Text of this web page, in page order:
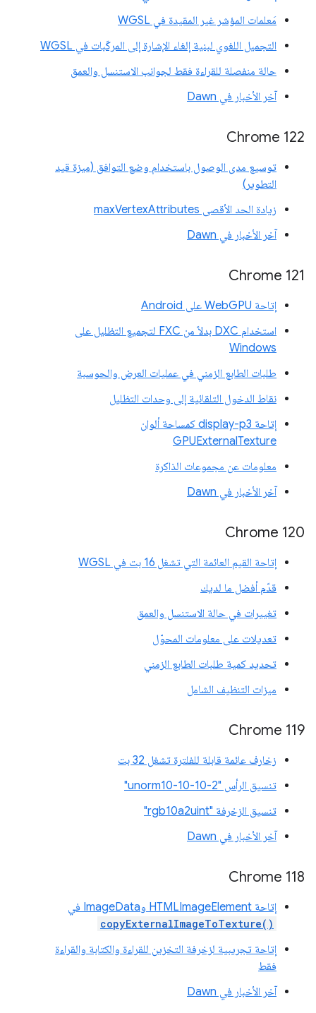
مَعلمات المؤشر غير المقيدة في WGSL
التجميل اللغوي لبنية إلغاء الإشارة إلى المركّبات في WGSL
حالة منفصلة للقراءة فقط لجوانب الاستنسل والعمق
آخر الأخبار في Dawn
Chrome 122
توسيع مدى الوصول باستخدام وضع التوافق (ميزة قيد
التطوير)
زيادة الحد الأقصى maxVertexAttributes
آخر الأخبار في Dawn
Chrome 121
إتاحة WebGPU على Android
استخدام DXC بدلاً من FXC لتجميع التظليل على
Windows
طلبات الطابع الزمني في عمليات العرض والحوسبة
نقاط الدخول التلقائية إلى وحدات التظليل
إتاحة display-p3 كمساحة ألوان
GPUExternalTexture
معلومات عن مجموعات الذاكرة
آخر الأخبار في Dawn
Chrome 120
إتاحة القيم العائمة التي تشغل 16 بت في WGSL
قدّم أفضل ما لديك
تغييرات في حالة الاستنسل والعمق
تعديلات على معلومات المحوّل
تحديد كمية طلبات الطابع الزمني
ميزات التنظيف الشامل
Chrome 119
زخارف عائمة قابلة للفلترة تشغل 32 بت
تنسيق الرأس "unorm10-10-10-2"
تنسيق الزخرفة "rgb10a2uint"
آخر الأخبار في Dawn
Chrome 118
إتاحة HTMLImageElement وImageData في
copyExternalImageToTexture()
إتاحة تجريبية لزخرفة التخزين للقراءة والكتابة والقراءة
فقط
آخر الأخبار في Dawn